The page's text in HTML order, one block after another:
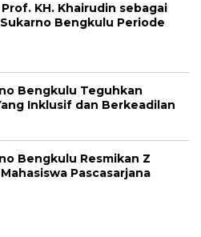
KH. Khairudin sebagai
Bengkulu Periode
Bengkulu Teguhkan
Inklusif dan Berkeadilan
Bengkulu Resmikan Z
Pascasarjana